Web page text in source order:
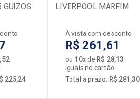
GUIZOS
225,24
LIVERPOOL MARFIM
À vista com desconto
R$ 261,61
ou 10xde R$ 28,13
iguais no cartão.
Total a prazo: R$ 281,30